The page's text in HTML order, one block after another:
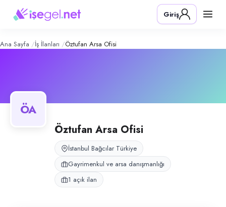
Arsa Ofisi – Şirket Profili
Konum:
Öztufan Arsa Ofisi, Bağcılar, İstanbul bölgesinde gayrimenkul ve arsa
Giriş
Ana Sayfa İş İlanları Öztufan Arsa Ofisi
ÖA
Öztufan Arsa Ofisi
İstanbul Bağcılar Türkiye
Gayrimenkul ve arsa danışmanlığı
1 açık ilan